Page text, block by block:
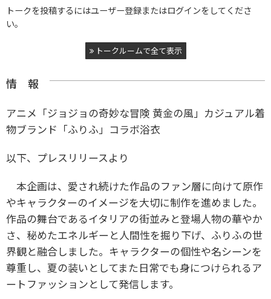
トークを投稿するにはユーザー登録またはログインをしてくださ
い。
トークルームで全て表示
情 報
アニメ「ジョジョの奇妙な冒険 黄金の風」カジュアル着
物ブランド「ふりふ」コラボ浴衣
以下、プレスリリースより
本企画は、愛され続けた作品のファン層に向けて原作
やキャラクターのイメージを大切に制作を進めました。
作品の舞台であるイタリアの街並みと登場人物の華やか
さ、秘めたエネルギーと人間性を掘り下げ、ふりふの世
界観と融合しました。キャラクターの個性や名シーンを
尊重し、夏の装いとしてまた日常でも身につけられるア
ートファッションとして発信します。